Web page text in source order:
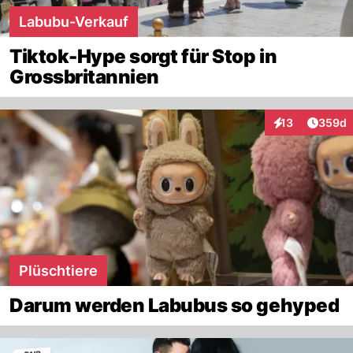
Labubu-Verkauf
Tiktok-Hype sorgt für Stop in
Grossbritannien
13
Interaktionen
359d
Plüschtiere
Darum werden Labubus so gehyped